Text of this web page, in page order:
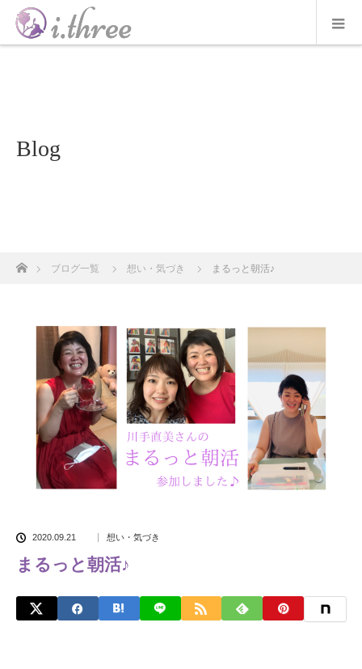
Blog
ホームブログ一覧 想い・気づき まるっと朝活♪
2020.09.21 想い・気づき
まるっと朝活♪